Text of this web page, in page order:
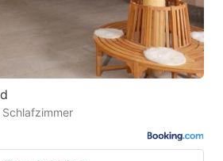
Schlafzimmer